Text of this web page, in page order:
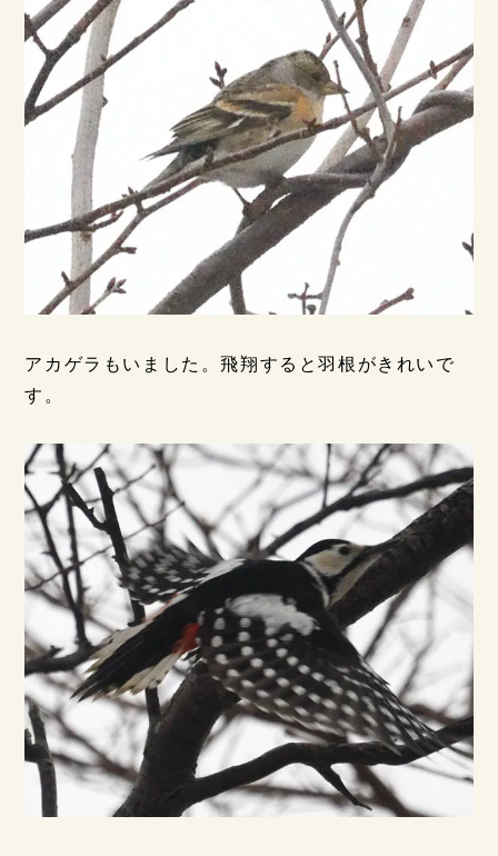
アカゲラもいました。飛翔すると羽根がきれいで
す。